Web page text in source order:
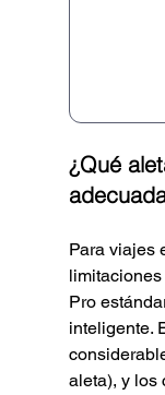
¿Qué
Para viajes
Pro
inteligente.
aleta), y los